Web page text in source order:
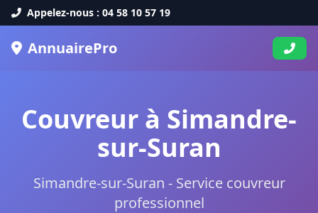
Appelez-nous : 04 58 10 57 19
AnnuairePro
Couvreur à Simandre-
sur-Suran
Simandre-sur-Suran - Service couvreur
professionnel